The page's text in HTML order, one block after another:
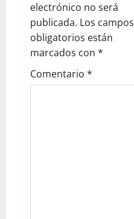
electrónico no será
publicada. Los campos
obligatorios están
marcados con *
Comentario *